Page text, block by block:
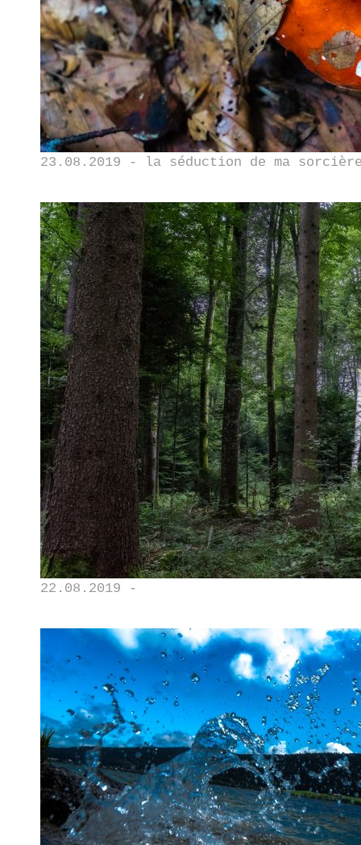
23.08.2019 - la séduction de ma
22.08.2019 -